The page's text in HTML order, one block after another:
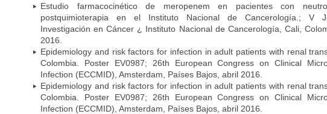
Estudio farmacocinético de meropenem en pacientes con
postquimioterapia en el Instituto Nacional de Cancerología.; V
Investigación en Cáncer ¿ Instituto Nacional de Cancerología, Cali,
2016.
Epidemiology and risk factors for infection in adult patients with renal
Colombia. Poster EV0987; 26th European Congress on Clinical
Infection (ECCMID), Amsterdam, Países Bajos, abril 2016.
Epidemiology and risk factors for infection in adult patients with renal
Colombia. Poster EV0987; 26th European Congress on Clinical
Infection (ECCMID), Amsterdam, Países Bajos, abril 2016.